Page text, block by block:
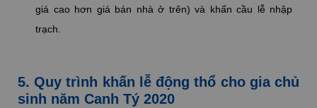
giá cao hơn giá bán nhà ở trên) và khấn cầu lễ nhập
trạch.
5. Quy trình khấn lễ động thổ cho gia chủ
sinh năm Canh Tý 2020